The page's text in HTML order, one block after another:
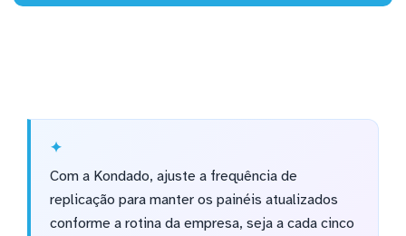
Com a Kondado, ajuste a frequência de
replicação para manter os painéis atualizados
conforme a rotina da empresa, seja a cada cinco